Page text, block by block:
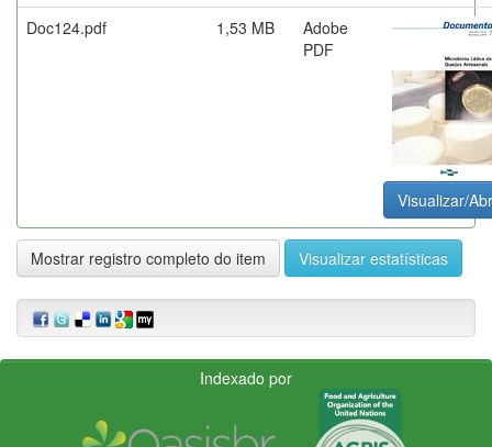
Doc124.pdf
1,53 MB
Adobe
PDF
Visualizar/
Mostrar registro completo do item Visualizar estatísticas
Indexado por